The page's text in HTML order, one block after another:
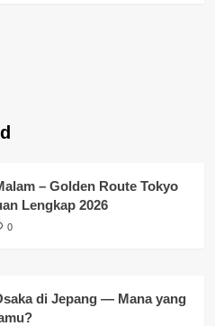
– Golden Route Tokyo
Lengkap 2026
0
di Jepang — Mana yang